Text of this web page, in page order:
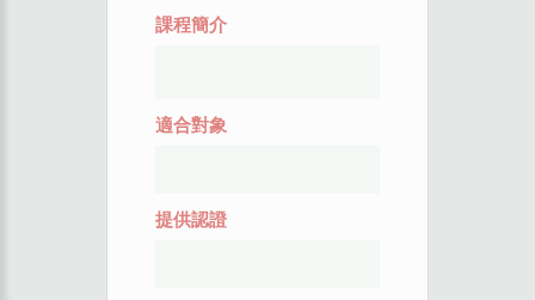
課程簡介
適合對象
提供認證